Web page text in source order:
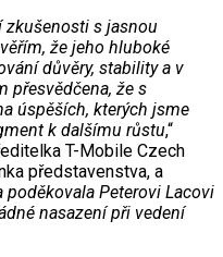
s jasnou
že jeho hluboké
důvěry, stability a v
přesvědčena, že s
úspěších, kterých jsme
k dalšímu růstu,“
T-Mobile Czech
představenstva, a
poděkovala Peterovi Lacovi
nasazení při vedení